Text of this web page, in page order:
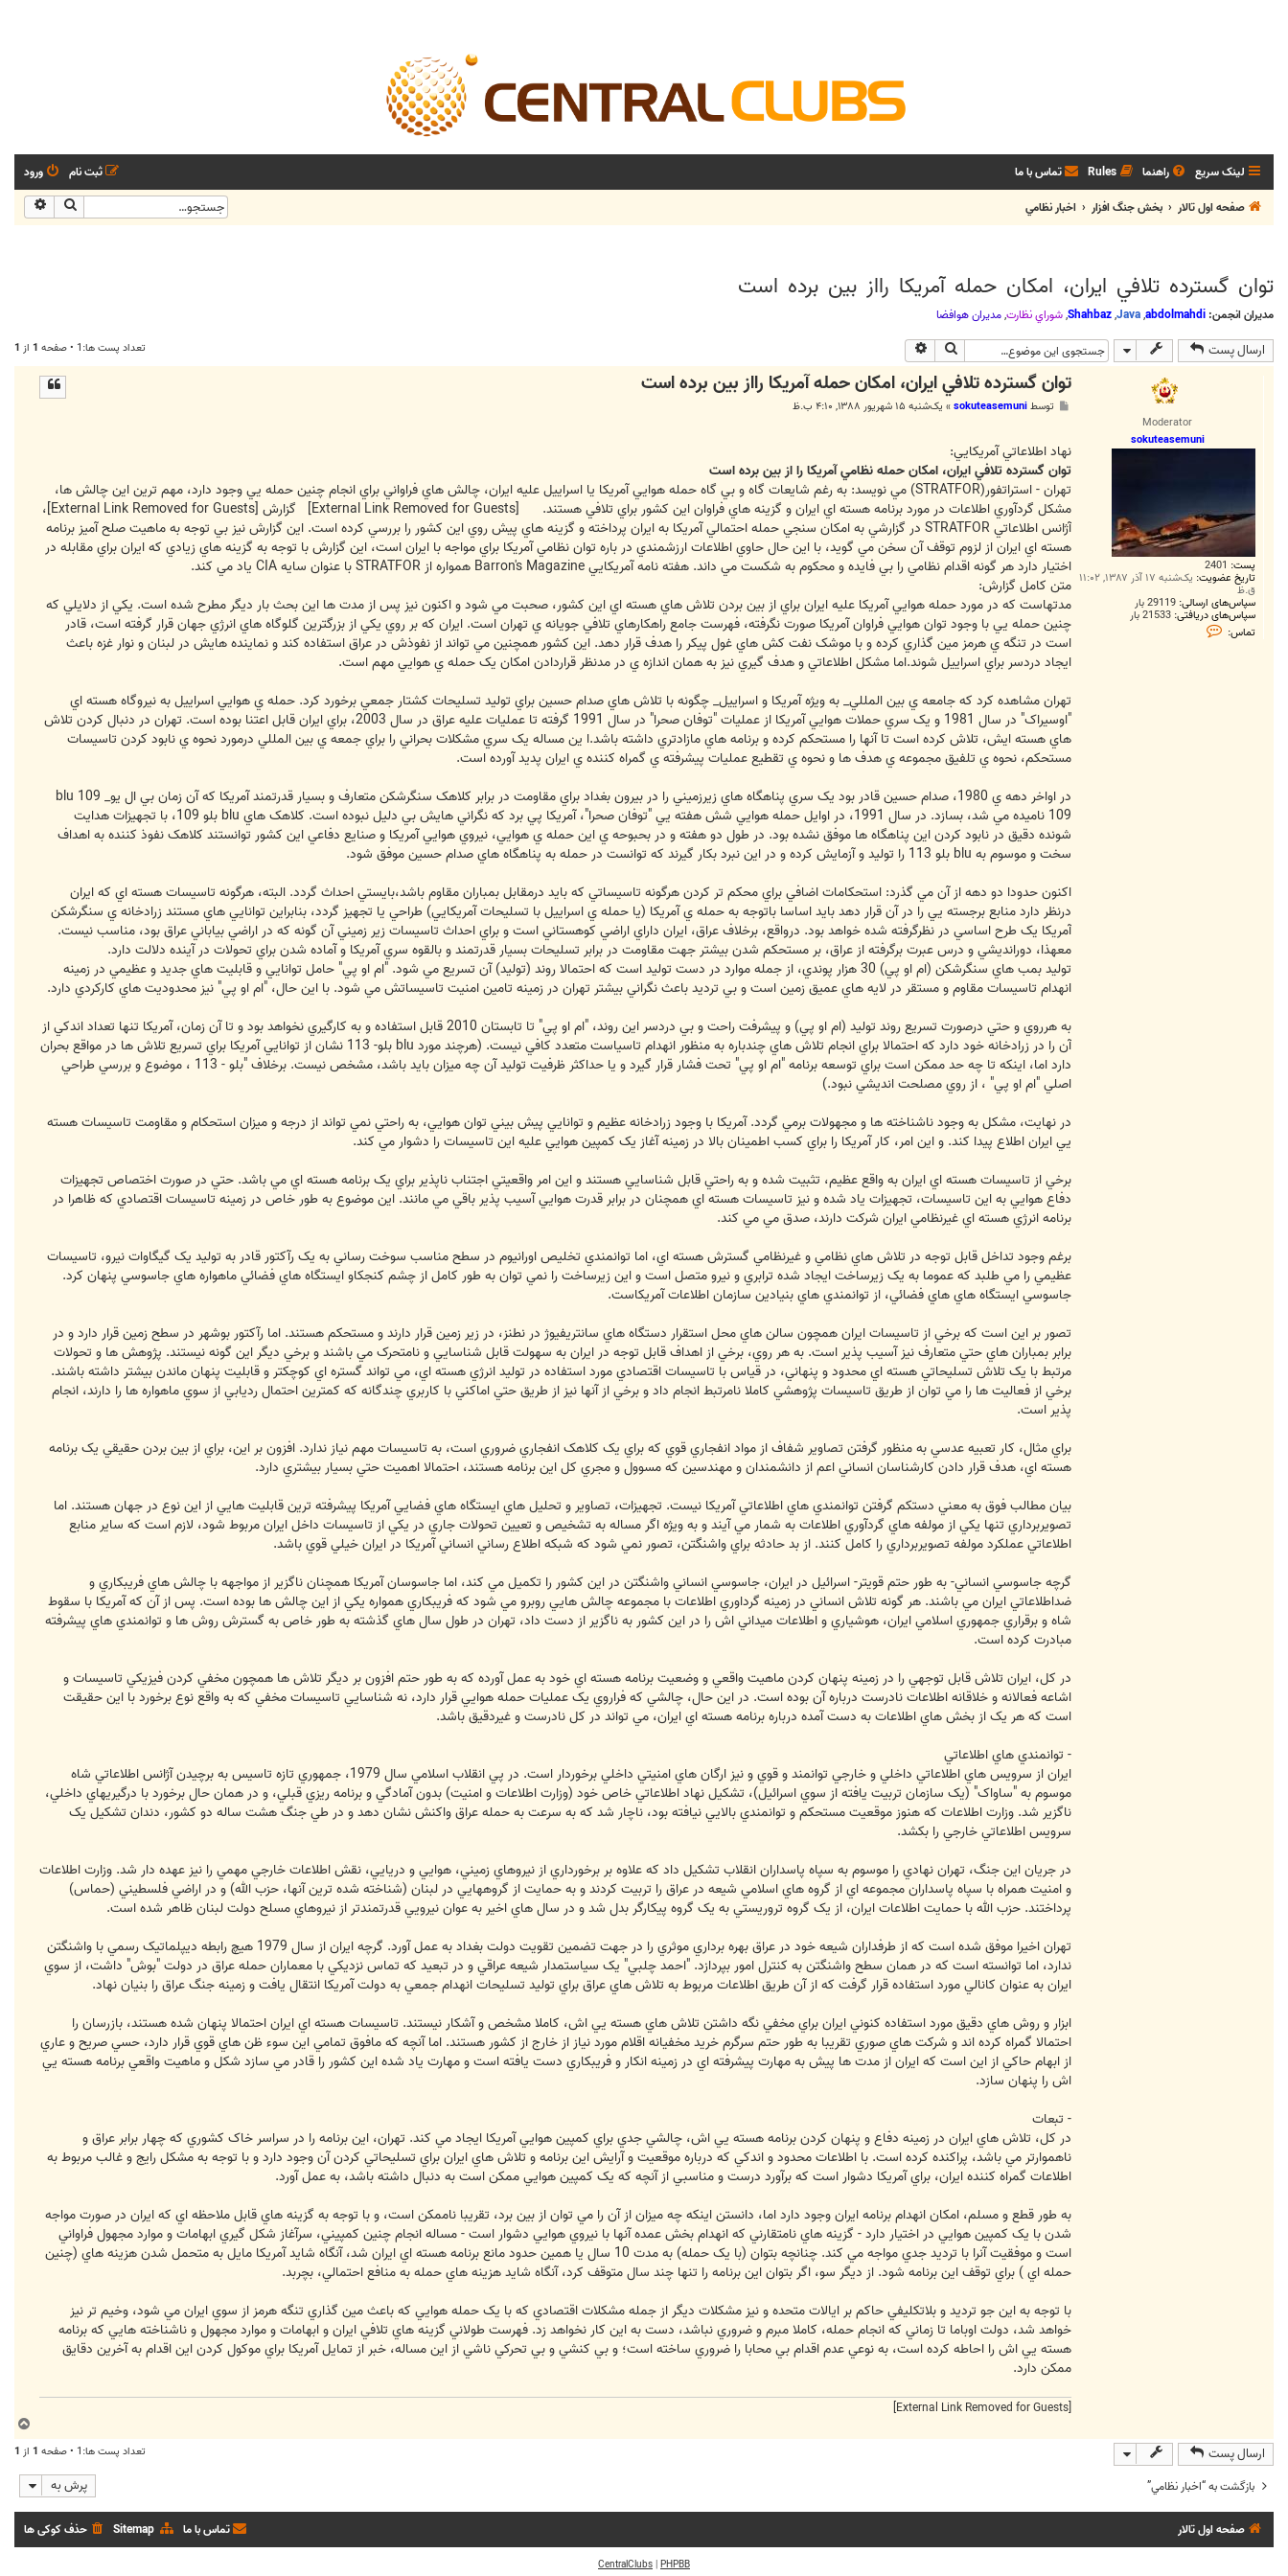
لینک سریع راهنما Rules تماس با ما ورود
ثبت نام
صفحه اول تالار
بخش جنگ افزار اخبار نظامي جستجو
توان گسترده تلافي ايران، امکان حمله آمريکا رااز بين برده است
مدیران انجمن: abdolmahdi
,
Java
,
Shahbaz
,شوراي نظارت,مديران هوافضا
ارسال پست جستجو تعداد پست ها:1 • صفحه 1 از 1
Moderator
sokuteasemuni
پست: 2401
تاریخ عضویت: یک‌شنبه ۱۷ آذر ۱۳۸۷, ۱۱:۰۲
ق.ظ
سپاس‌های ارسالی: 29119 بار
سپاس‌های دریافتی: 21533 بار
تماس:
ت
توان گسترده تلافي ايران، امکان حمله آمريکا رااز بين برده است
توسطsokuteasemuni
» یک‌شنبه ۱۵ شهریور ۱۳۸۸, ۴:۱۰ ب.ظ
نهاد اطلاعاتي آمريکايي:
توان گسترده تلافي ايران، امکان حمله نظامي آمريکا را از بين برده است
تهران - استراتفور(STRATFOR) مي نويسد: به رغم شايعات گاه و بي گاه حمله هوايي آمريکا يا اسراييل عليه ايران، چالش هاي فراواني براي انجام چنين حمله يي وجود دارد، مهم ترين اين چالش ها،
مشکل گردآوري اطلاعات در مورد برنامه هسته اي ايران و گزينه هاي فراوان اين کشور براي تلافي هستند. [External Link Removed for Guests] گزارش [External Link Removed for Guests]
،
آژانس اطلاعاتي STRATFOR در گزارشي به امکان سنجي حمله احتمالي آمريکا به ايران پرداخته و گزينه هاي پيش روي اين کشور را بررسي کرده است. اين گزارش نيز بي توجه به ماهيت صلح آميز برنامه
هسته اي ايران از لزوم توقف آن سخن مي گويد، با اين حال حاوي اطلاعات ارزشمندي در باره توان نظامي آمريکا براي مواجه با ايران است، اين گزارش با توجه به گزينه هاي زيادي که ايران براي مقابله در
اختيار دارد هر گونه اقدام نظامي را بي فايده و محکوم به شکست مي داند. هفته نامه آمريکايي Barron's Magazine همواره از STRATFOR با عنوان سايه CIA ياد مي کند.
متن کامل گزارش:
مدتهاست که در مورد حمله هوايي آمريکا عليه ايران براي از بين بردن تلاش هاي هسته اي اين کشور، صحبت مي شود و اکنون نيز پس از مدت ها اين بحث بار ديگر مطرح شده است. يکي از دلايلي که
چنين حمله يي با وجود توان هوايي فراوان آمريکا صورت نگرفته، فهرست جامع راهکارهاي تلافي جويانه ي تهران است. ايران که بر روي يکي از بزرگترين گلوگاه هاي انرژي جهان قرار گرفته است، قادر
است در تنگه ي هرمز مين گذاري کرده و با موشک نفت کش هاي غول پيکر را هدف قرار دهد. اين کشور همچنين مي تواند از نفوذش در عراق استفاده کند و نماينده هايش در لبنان و نوار غزه باعث
ايجاد دردسر براي اسراييل شوند.اما مشکل اطلاعاتي و هدف گيري نيز به همان اندازه ي در مدنظر قراردادن امکان يک حمله ي هوايي مهم است.
تهران مشاهده کرد که جامعه ي بين المللي_ به ويژه آمريکا و اسراييل_ چگونه با تلاش هاي صدام حسين براي توليد تسليحات کشتار جمعي برخورد کرد. حمله ي هوايي اسراييل به نيروگاه هسته اي
"اوسيراک" در سال 1981 و يک سري حملات هوايي آمريکا از عمليات "توفان صحرا" در سال 1991 گرفته تا عمليات عليه عراق در سال 2003، براي ايران قابل اعتنا بوده است. تهران در دنبال کردن تلاش
هاي هسته ايش، تلاش کرده است تا آنها را مستحکم کرده و برنامه هاي مازادتري داشته باشد.ا ين مساله يک سري مشکلات بحراني را براي جمعه ي بين المللي درمورد نحوه ي نابود کردن تاسيسات
مستحکم، نحوه ي تلفيق مجموعه ي هدف ها و نحوه ي تقطيع عمليات پيشرفته ي گمراه کننده ي ايران پديد آورده است.
در اواخر دهه ي 1980، صدام حسين قادر بود يک سري پناهگاه هاي زيرزميني را در بيرون بغداد براي مقاومت در برابر کلاهک سنگرشکن متعارف و بسيار قدرتمند آمريکا که آن زمان بي ال يو_ 109 blu
109 ناميده مي شد، بسازد. در سال 1991، در اوايل حمله هوايي شش هفته يي "توفان صحرا"، آمريکا پي برد که نگراني هايش بي دليل نبوده است. کلاهک هاي blu بلو 109، با تجهيزات هدايت
شونده دقيق در نابود کردن اين پناهگاه ها موفق نشده بود. در طول دو هفته و در بحبوحه ي اين حمله ي هوايي، نيروي هوايي آمريکا و صنايع دفاعي اين کشور توانستند کلاهک نفوذ کننده به اهداف
سخت و موسوم به blu بلو 113 را توليد و آزمايش کرده و در اين نبرد بکار گيرند که توانست در حمله به پناهگاه هاي صدام حسين موفق شود.
اکنون حدودا دو دهه از آن مي گذرد: استحکامات اضافي براي محکم تر کردن هرگونه تاسيساتي که بايد درمقابل بمباران مقاوم باشد،بايستي احداث گردد. البته، هرگونه تاسيسات هسته اي که ايران
درنظر دارد منابع برجسته يي را در آن قرار دهد بايد اساسا باتوجه به حمله ي آمريکا (يا حمله ي اسراييل با تسليحات آمريکايي) طراحي يا تجهيز گردد، بنابراين توانايي هاي مستند زرادخانه ي سنگرشکن
آمريکا يک طرح اساسي در نظرگرفته شده خواهد بود. درواقع، برخلاف عراق، ايران داراي اراضي کوهستاني است و براي احداث تاسيسات زير زميني آن گونه که در اراضي بياباني عراق بود، مناسب نيست.
معهذا، دورانديشي و درس عبرت برگرفته از عراق، بر مستحکم شدن بيشتر جهت مقاومت در برابر تسليحات بسيار قدرتمند و بالقوه سري آمريکا و آماده شدن براي تحولات در آينده دلالت دارد.
توليد بمب هاي سنگرشکن (ام او پي) 30 هزار پوندي، از جمله موارد در دست توليد است که احتمالا روند (توليد) آن تسريع مي شود. "ام او پي" حامل توانايي و قابليت هاي جديد و عظيمي در زمينه
انهدام تاسيسات مقاوم و مستقر در لايه هاي عميق زمين است و بي ترديد باعث نگراني بيشتر تهران در زمينه تامين امنيت تاسيساتش مي شود. با اين حال، "ام او پي" نيز محدوديت هاي کارکردي دارد.
به هرروي و حتي درصورت تسريع روند توليد (ام او پي) و پيشرفت راحت و بي دردسر اين روند، "ام او پي" تا تابستان 2010 قابل استفاده و به کارگيري نخواهد بود و تا آن زمان، آمريکا تنها تعداد اندکي از
آن را در زرادخانه خود دارد که احتمالا براي انجام تلاش هاي چندباره به منظور انهدام تاسياست متعدد کافي نيست. (هرچند مورد blu بلو- 113 نشان از توانايي آمريکا براي تسريع تلاش ها در مواقع بحران
دارد اما، اينکه تا چه حد ممکن است براي توسعه برنامه "ام او پي" تحت فشار قرار گيرد و يا حداکثر ظرفيت توليد آن چه ميزان بايد باشد، مشخص نيست. برخلاف "بلو - 113 ، موضوع و بررسي طراحي
اصلي "ام او پي" ، از روي مصلحت انديشي نبود.)
در نهايت، مشکل به وجود ناشناخته ها و مجهولات برمي گردد. آمريکا با وجود زرادخانه عظيم و توانايي پيش بيني توان هوايي، به راحتي نمي تواند از درجه و ميزان استحکام و مقاومت تاسيسات هسته
يي ايران اطلاع پيدا کند. و اين امر، کار آمريکا را براي کسب اطمينان بالا در زمينه آغاز يک کمپين هوايي عليه اين تاسيسات را دشوار مي کند.
برخي از تاسيسات هسته اي ايران به واقع عظيم، تثبيت شده و به راحتي قابل شناسايي هستند و اين امر واقعيتي اجتناب ناپذير براي يک برنامه هسته اي مي باشد. حتي در صورت اختصاص تجهيزات
دفاع هوايي به اين تاسيسات، تجهيزات ياد شده و نيز تاسيسات هسته اي همچنان در برابر قدرت هوايي آسيب پذير باقي مي مانند. اين موضوع به طور خاص در زمينه تاسيسات اقتصادي که ظاهرا در
برنامه انرژي هسته اي غيرنظامي ايران شرکت دارند، صدق مي مي کند.
برغم وجود تداخل قابل توجه در تلاش هاي نظامي و غيرنظامي گسترش هسته اي، اما توانمندي تخليص اورانيوم در سطح مناسب سوخت رساني به يک رآکتور قادر به توليد يک گيگاوات نيرو، تاسيسات
عظيمي را مي طلبد که عموما به يک زيرساخت ايجاد شده ترابري و نيرو متصل است و اين زيرساخت را نمي توان به طور کامل از چشم کنجکاو ايستگاه هاي فضائي ماهواره هاي جاسوسي پنهان کرد.
جاسوسي ايستگاه هاي هاي فضائي، از توانمندي هاي بنيادين سازمان اطلاعات آمريکاست.
تصور بر اين است که برخي از تاسيسات ايران همچون سالن هاي محل استقرار دستگاه هاي سانتريفيوژ در نطنز، در زير زمين قرار دارند و مستحکم هستند. اما رآکتور بوشهر در سطح زمين قرار دارد و در
برابر بمباران هاي حتي متعارف نيز آسيب پذير است. به هر روي، برخي از اهداف قابل توجه در ايران به سهولت قابل شناسايي و نامتحرک مي باشند و برخي ديگر اين گونه نيستند. پژوهش ها و تحولات
مرتبط با يک تلاش تسليحاتي هسته اي محدود و پنهاني، در قياس با تاسيسات اقتصادي مورد استفاده در توليد انرژي هسته اي، مي تواند گستره اي کوچکتر و قابليت پنهان ماندن بيشتر داشته باشند.
برخي از فعاليت ها را مي توان از طريق تاسيسات پژوهشي کاملا نامرتبط انجام داد و برخي از آنها نيز از طريق حتي اماکني با کاربري چندگانه که کمترين احتمال رديابي از سوي ماهواره ها را دارند، انجام
پذير است.
براي مثال، کار تعبيه عدسي به منظور گرفتن تصاوير شفاف از مواد انفجاري قوي که براي يک کلاهک انفجاري ضروري است، به تاسيسات مهم نياز ندارد. افزون بر اين، براي از بين بردن حقيقي يک برنامه
هسته اي، هدف قرار دادن کارشناسان انساني اعم از دانشمندان و مهندسين که مسوول و مجري کل اين برنامه هستند، احتمالا اهميت حتي بسيار بيشتري دارد.
بيان مطالب فوق به معني دستکم گرفتن توانمندي هاي اطلاعاتي آمريکا نيست. تجهيزات، تصاوير و تحليل هاي ايستگاه هاي فضايي آمريکا پيشرفته ترين قابليت هايي از اين نوع در جهان هستند. اما
تصويربرداري تنها يکي از مولفه هاي گردآوري اطلاعات به شمار مي آيند و به ويژه اگر مساله به تشخيص و تعيين تحولات جاري در يکي از تاسيسات داخل ايران مربوط شود، لازم است که ساير منابع
اطلاعاتي عملکرد مولفه تصويربرداري را کامل کنند. از بد حادثه براي واشنگتن، تصور نمي شود که شبکه اطلاع رساني انساني آمريکا در ايران خيلي قوي باشد.
گرچه جاسوسي انساني- به طور حتم قويتر- اسرائيل در ايران، جاسوسي انساني واشنگتن در اين کشور را تکميل مي کند، اما جاسوسان آمريکا همچنان ناگزير از مواجهه با چالش هاي فريبکاري و
ضداطلاعاتي ايران مي باشند. هر گونه تلاش انساني در زمينه گرداوري اطلاعات با مجموعه چالش هايي روبرو مي شود که فريبکاري همواره يکي از اين چالش ها بوده است. پس از آن که آمريکا با سقوط
شاه و برقراري جمهوري اسلامي ايران، هوشياري و اطلاعات ميداني اش را در اين کشور به ناگزير از دست داد، تهران در طول سال هاي گذشته به طور خاص به گسترش روش ها و توانمندي هاي پيشرفته
مبادرت کرده است.
در کل، ايران تلاش قابل توجهي را در زمينه پنهان کردن ماهيت واقعي و وضعيت برنامه هسته اي خود به عمل آورده که به طور حتم افزون بر ديگر تلاش ها همچون مخفي کردن فيزيکي تاسيسات و
اشاعه فعالانه و خلاقانه اطلاعات نادرست درباره آن بوده است. در اين حال، چالشي که فراروي يک عمليات حمله هوايي قرار دارد، نه شناسايي تاسيسات مخفي که به واقع نوع برخورد با اين حقيقت
است که هر يک از بخش هاي اطلاعات به دست آمده درباره برنامه هسته اي ايران، مي تواند در کل نادرست و غيردقيق باشد.
- توانمندي هاي اطلاعاتي
ايران از سرويس هاي اطلاعاتي داخلي و خارجي توانمند و قوي و نيز ارگان هاي امنيتي داخلي برخوردار است. در پي انقلاب اسلامي سال 1979، جمهوري تازه تاسيس به برچيدن آژانس اطلاعاتي شاه
موسوم به "ساواک" (يک سازمان تربيت يافته از سوي اسرائيل)، تشکيل نهاد اطلاعاتي خاص خود (وزارت اطلاعات و امنيت) بدون آمادگي و برنامه ريزي قبلي، و در همان حال برخورد با درگيريهاي داخلي،
ناگزير شد. وزارت اطلاعات که هنوز موقعيت مستحکم و توانمندي بالايي نيافته بود، ناچار شد که به سرعت به حمله عراق واکنش نشان دهد و در طي جنگ هشت ساله دو کشور، دندان تشکيل يک
سرويس اطلاعاتي خارجي را بکشد.
در جريان اين جنگ، تهران نهادي را موسوم به سپاه پاسداران انقلاب تشکيل داد که علاوه بر برخورداري از نيروهاي زميني، هوايي و دريايي، نقش اطلاعات خارجي مهمي را نيز عهده دار شد. وزارت اطلاعات
و امنيت همراه با سپاه پاسداران مجموعه اي از گروه هاي اسلامي شيعه در عراق را تربيت کردند و به حمايت از گروههايي در لبنان (شناخته شده ترين آنها، حزب الله) و در اراضي فلسطيني (حماس)
پرداختند. حزب الله با حمايت اطلاعات ايران، از يک گروه تروريستي به يک گروه پيکارگر بدل شد و در سال هاي اخير به عوان نيرويي قدرتمندتر از نيروهاي مسلح دولت لبنان ظاهر شده است.
تهران اخيرا موفق شده است که از طرفداران شيعه خود در عراق بهره برداري موثري را در جهت تضمين تقويت دولت بغداد به عمل آورد. گرچه ايران از سال 1979 هيچ رابطه ديپلماتيک رسمي با واشنگتن
ندارد، اما توانسته است که در همان سطح واشنگتن به کنترل امور بپردازد. "احمد چلبي" يک سياستمدار شيعه عراقي و در تبعيد که تماس نزديکي با معماران حمله عراق در دولت "بوش" داشت، از سوي
ايران به عنوان کانالي مورد استفاده قرار گرفت که از آن طريق اطلاعات مربوط به تلاش هاي عراق براي توليد تسليحات انهدام جمعي به دولت آمريکا انتقال يافت و زمينه جنگ عراق را بنيان نهاد.
ابزار و روش هاي دقيق مورد استفاده کنوني ايران براي مخفي نگه داشتن تلاش هاي هسته يي اش، کاملا مشخص و آشکار نيستند. تاسيسات هسته اي ايران احتمالا پنهان شده هستند، بازرسان را
احتمالا گمراه کرده اند و شرکت هاي صوري تقريبا به طور حتم سرگرم خريد مخفيانه اقلام مورد نياز از خارج از کشور هستند. اما آنچه که مافوق تمامي اين سوء ظن هاي قوي قرار دارد، حسي صريح و عاري
از ابهام حاکي از اين است که ايران از مدت ها پيش به مهارت پيشرفته اي در زمينه انکار و فريبکاري دست يافته است و مهارت ياد شده اين کشور را قادر مي سازد شکل و ماهيت واقعي برنامه هسته يي
اش را پنهان سازد.
- تبعات
در کل، تلاش هاي ايران در زمينه دفاع و پنهان کردن برنامه هسته يي اش، چالشي جدي براي کمپين هوايي آمريکا ايجاد مي کند. تهران، اين برنامه را در سراسر خاک کشوري که چهار برابر عراق و
ناهموارتر مي باشد، پراکنده کرده است. با اطلاعات محدود و اندکي که درباره موقعيت و آرايش اين برنامه و تلاش هاي ايران براي تسليحاتي کردن آن وجود دارد و با توجه به مشکل رايج و غالب مربوط به
اطلاعات گمراه کننده ايران، براي آمريکا دشوار است که برآورد درست و مناسبي از آنچه که يک کمپين هوايي ممکن است به دنبال داشته باشد، به عمل آورد.
به طور قطع و مسلم، امکان انهدام برنامه ايران وجود دارد اما، دانستن اينکه چه ميزان از آن را مي توان از بين برد، تقريبا ناممکن است، و با توجه به گزينه هاي قابل ملاحظه اي که ايران در صورت مواجه
شدن با يک کمپين هوايي در اختيار دارد - گزينه هاي نامتقارني که انهدام بخش عمده آنها با نيروي هوايي دشوار است - مساله انجام چنين کمپيني، سرآغاز شکل گيري ابهامات و موارد مجهول فراواني
است و موفقيت آنرا با ترديد جدي مواجه مي کند. چنانچه بتوان (با يک حمله) به مدت 10 سال يا همين حدود مانع برنامه هسته اي ايران شد، آنگاه شايد آمريکا مايل به متحمل شدن هزينه هاي (چنين
حمله اي ) براي توقف اين برنامه شود. از ديگر سو، اگر بتوان اين برنامه را تنها چند سال متوقف کرد، آنگاه شايد هزينه هاي حمله به منافع احتمالي، بچربد.
با توجه به اين جو ترديد و بلاتکليفي حاکم بر ايالات متحده و نيز مشکلات ديگر از جمله مشکلات اقتصادي که با يک حمله هوايي که باعث مين گذاري تنگه هرمز از سوي ايران مي شود، وخيم تر نيز
خواهد شد، دولت اوباما تا زماني که انجام حمله، کاملا مبرم و ضروري نباشد، دست به اين کار نخواهد زد. فهرست طولاني گزينه هاي تلافي ايران و ابهامات و موارد مجهول و ناشناخته هايي که برنامه
هسته يي اش را احاطه کرده است، به نوعي عدم اقدام بي محابا را ضروري ساخته است؛ و بي کنشي و بي تحرکي ناشي از اين مساله، خبر از تمايل آمريکا براي موکول کردن اين اقدام به آخرين دقايق
ممکن دارد.
[External Link Removed for Guests]
ا
ارسال پست تعداد پست ها:1 • صفحه 1 از 1
بازگشت به “اخبار نظامي” پرش به
صفحه اول تالار حذف کوکی ها Sitemap تماس با ما
PHPBB
|
CentralClubs